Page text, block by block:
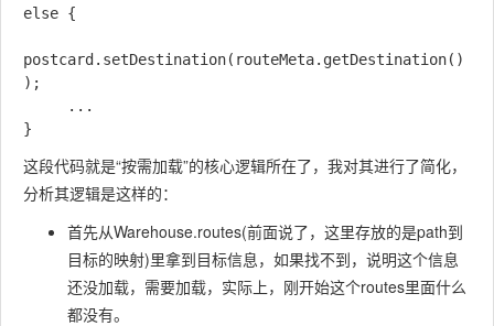
else {
postcard.setDestination(routeMeta.getDestination()
);
这段代码就是“按需加载”的核心逻辑所在了，我对其进行了简化，
分析其逻辑是这样的：
首先从Warehouse.routes(前面说了，这里存放的是path到
目标的映射)里拿到目标信息，如果找不到，说明这个信息
还没加载，需要加载，实际上，刚开始这个routes里面什么
都没有。